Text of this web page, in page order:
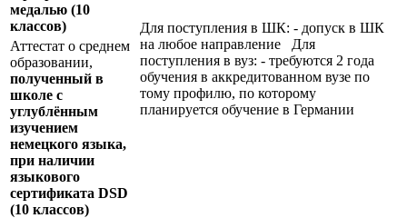
медалью (10
классов)
Для поступления в ШК: - допуск в ШК
на любое направление Для
поступления в вуз: - требуются 2 года
обучения в аккредитованном вузе по
тому профилю, по которому
планируется обучение в Германии
Аттестат о среднем
образовании,
полученный в
школе с
углублённым
изучением
немецкого языка,
при наличии
языкового
сертификата DSD
(10 классов)